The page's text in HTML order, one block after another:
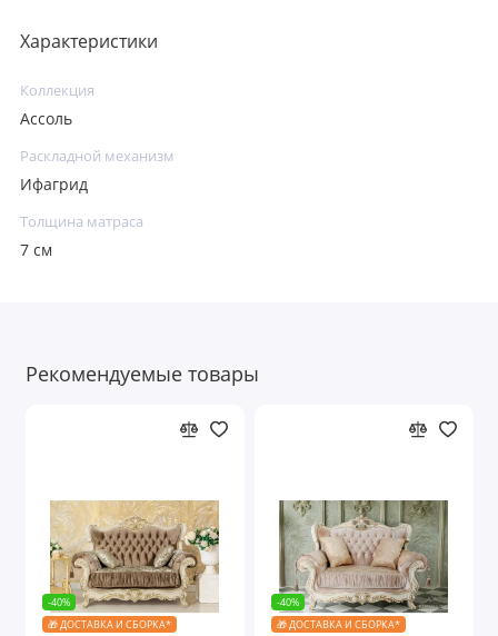
Характеристики
Коллекция
Ассоль
Раскладной механизм
Ифагрид
Толщина матраса
7 см
Рекомендуемые товары
-40%
🎁 ДОСТАВКА И СБОРКА*
-40%
🎁 ДОСТАВКА И СБОРКА*